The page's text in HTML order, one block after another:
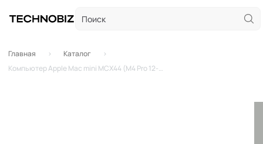
Главная
Каталог
Компьютер Apple Mac mini MCX44 (M4 Pro 12-Core, GPU 16-Core, 24GB, 512GB) (Серебристый | Silver) (2024)